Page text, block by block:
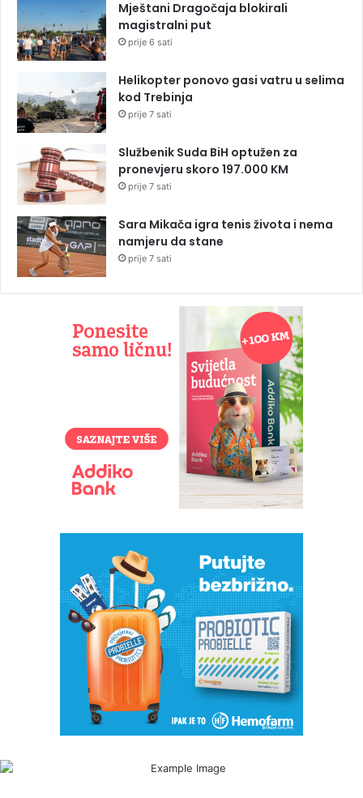
Mještani Dragočaja blokirali
magistralni put
prije 6 sati
Helikopter ponovo gasi vatru u selima
kod Trebinja
prije 7 sati
Službenik Suda BiH optužen za
pronevjeru skoro 197.000 KM
prije 7 sati
Sara Mikača igra tenis života i nema
namjeru da stane
prije 7 sati